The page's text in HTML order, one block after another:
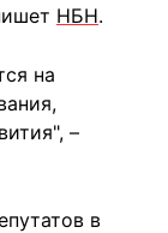
НБН.
на
–
в